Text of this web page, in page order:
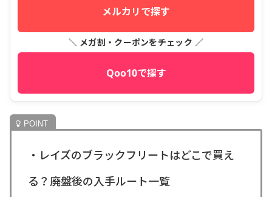
メルカリで探す
＼ メガ割・クーポンをチェック ／
Qoo10で探す
・レイズのブラックフリートはどこで買え
る？廃盤後の入手ルート一覧